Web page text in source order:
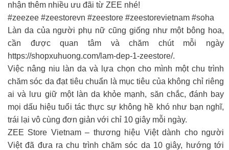
nhận thêm nhiều ưu đãi từ ZEE nhé!
#zeezee #zeestorevn #zeestore #zeestorevietnam #soha
Làn da của người phụ nữ cũng giống như một bông hoa,
cần được quan tâm và chăm chút mỗi ngày
https://shopxuhuong.com/lam-dep-1-zeestore/.
Việc nâng niu làn da và lựa chọn cho mình một chu trình
chăm sóc da đạt tiêu chuẩn là mục tiêu của không chỉ riêng
ai và lưu giữ một làn da khỏe mạnh, săn chắc, đánh bay
mọi dấu hiệu tuổi tác thực sự không hề khó như bạn nghĩ,
trái lại vô cùng đơn giản với chỉ 10 giây mỗi ngày.
ZEE Store Vietnam – thương hiệu Việt dành cho người
Việt đã đưa ra chu trình chăm sóc da 10 giây, hướng tới